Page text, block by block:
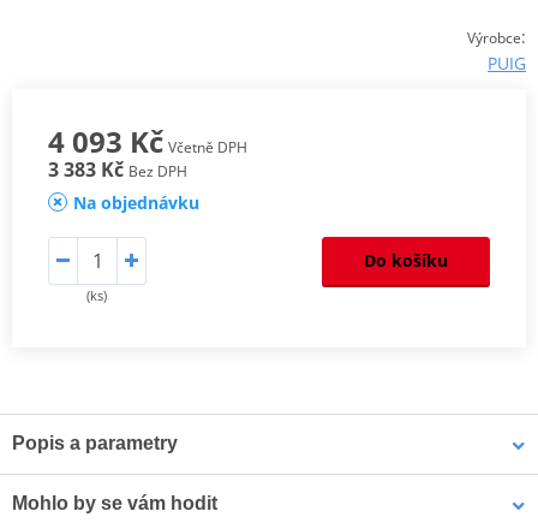
Výrobce:
PUIG
4 093 Kč Včetně DPH
3 383 Kč Bez DPH
Na objednávku
(ks)
Do košíku
Popis a parametry
Mohlo by se vám hodit